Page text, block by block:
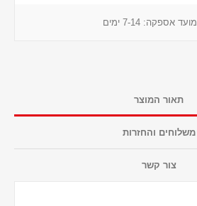
מועד אספקה: 7-14 ימים
תאור המוצר
משלוחים והחזרות
צור קשר